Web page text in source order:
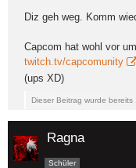
Diz geh weg. Komm
Capcom hat wohl vor
twitch.tv/capcomunity
(ups XD)
Dieser Beitrag wurde
Ragna
Schüler